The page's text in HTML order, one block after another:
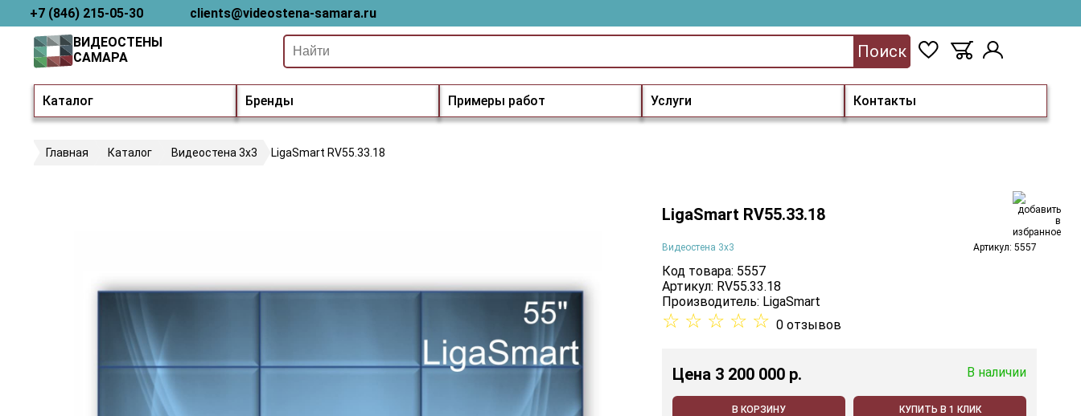
+7 (846) 215-05-30 clients@videostena-samara.ru
Каталог Бренды Примеры работ Услуги Контакты
ВИДЕОСТЕНЫ
САМАРА
Поиск
Главная Каталог Видеостена 3х3 LigaSmart RV55.33.18
LigaSmart RV55.33.18
Видеостена 3х3 Артикул: 5557
Код товара: 5557
Артикул: RV55.33.18
Производитель: LigaSmart
☆ ☆ ☆ ☆ ☆ 0 отзывов
Цена 3 200 000 p. В наличии
В КОРЗИНУ КУПИТЬ В 1 КЛИК